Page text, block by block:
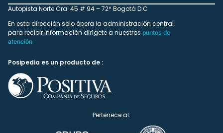
Autopista Norte Cra. 45 # 94 – 72* Bogotá D.C
En esta dirección solo ópera la administración central
para recibir información dirígete a nuestros puntos de
atención
Posipedia es un producto de :
Pertenece al: